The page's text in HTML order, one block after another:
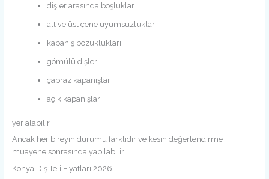
dişler arasında boşluklar
alt ve üst çene uyumsuzlukları
kapanış bozuklukları
gömülü dişler
çapraz kapanışlar
açık kapanışlar
yer alabilir.
Ancak her bireyin durumu farklıdır ve kesin değerlendirme
muayene sonrasında yapılabilir.
Konya Diş Teli Fiyatları 2026